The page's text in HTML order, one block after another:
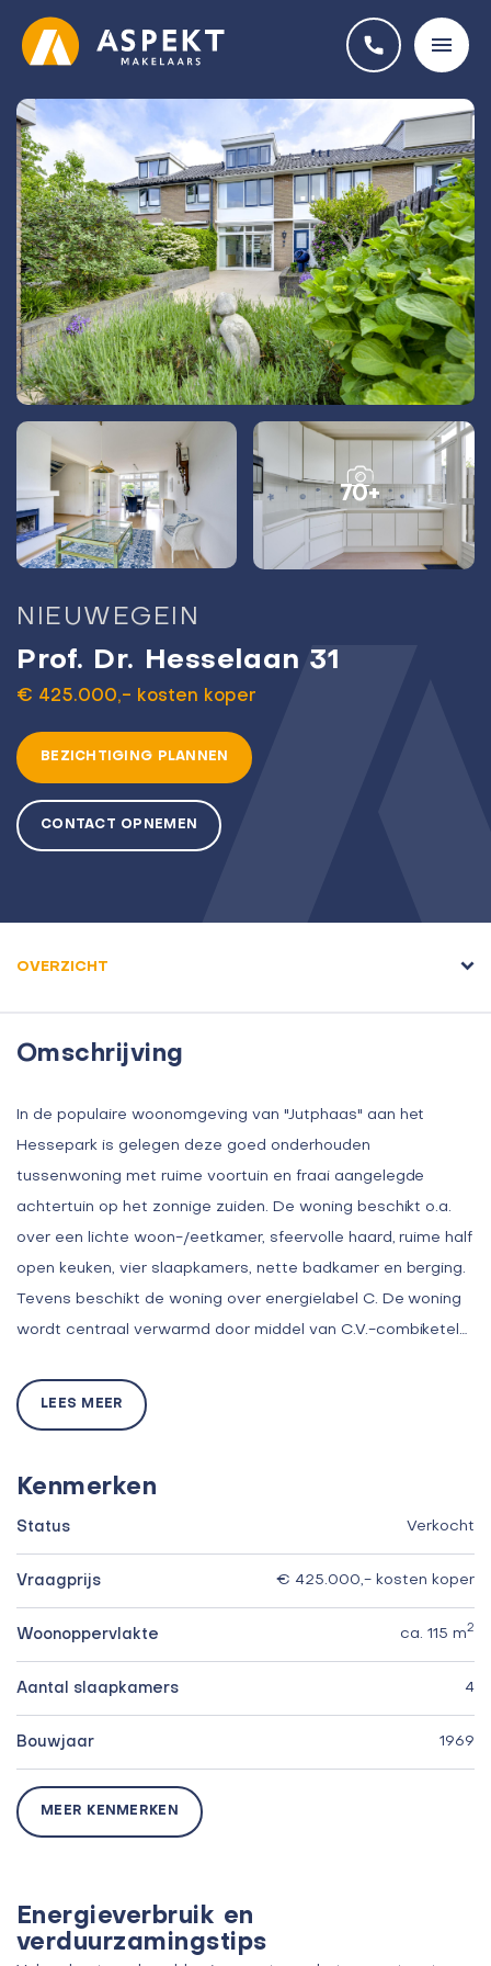
70+
NIEUWEGEIN
Prof. Dr. Hesselaan 31
€ 425.000,- kosten koper
BEZICHTIGING PLANNEN
CONTACT OPNEMEN
OVERZICHT
Omschrijving
In de populaire woonomgeving van "Jutphaas" aan het
Hessepark is gelegen deze goed onderhouden
tussenwoning met ruime voortuin en fraai aangelegde
achtertuin op het zonnige zuiden. De woning beschikt o.a.
over een lichte woon-/eetkamer, sfeervolle haard, ruime half
open keuken, vier slaapkamers, nette badkamer en berging.
Tevens beschikt de woning over energielabel C. De woning
wordt centraal verwarmd door middel van C.V.-combiketel…
LEES MEER
Kenmerken
Status Verkocht
Vraagprijs € 425.000,- kosten koper
Woonoppervlakte ca. 115 m2
Aantal slaapkamers 4
Bouwjaar 1969
MEER KENMERKEN
Energieverbruik en
verduurzamingstips